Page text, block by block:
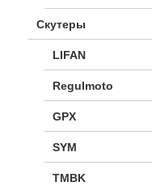
Скутеры
LIFAN
Regulmoto
GPX
SYM
TMBK